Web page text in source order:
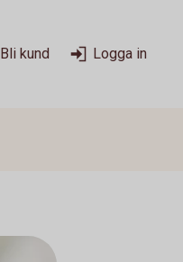
Bli kund Logga in